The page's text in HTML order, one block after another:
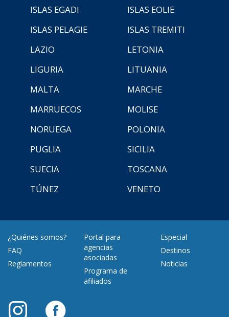
ISLAS EGADI
ISLAS EOLIE
ISLAS PELAGIE
ISLAS TREMITI
LAZIO
LETONIA
LIGURIA
LITUANIA
MALTA
MARCHE
MARRUECOS
MOLISE
NORUEGA
POLONIA
PUGLIA
SICILIA
SUECIA
TOSCANA
TÚNEZ
VENETO
¿Quiénes somos?
FAQ
Reglamentos
Portal para
agencias
asociadas
Programa de
afiliados
Especial
Destinos
Noticias